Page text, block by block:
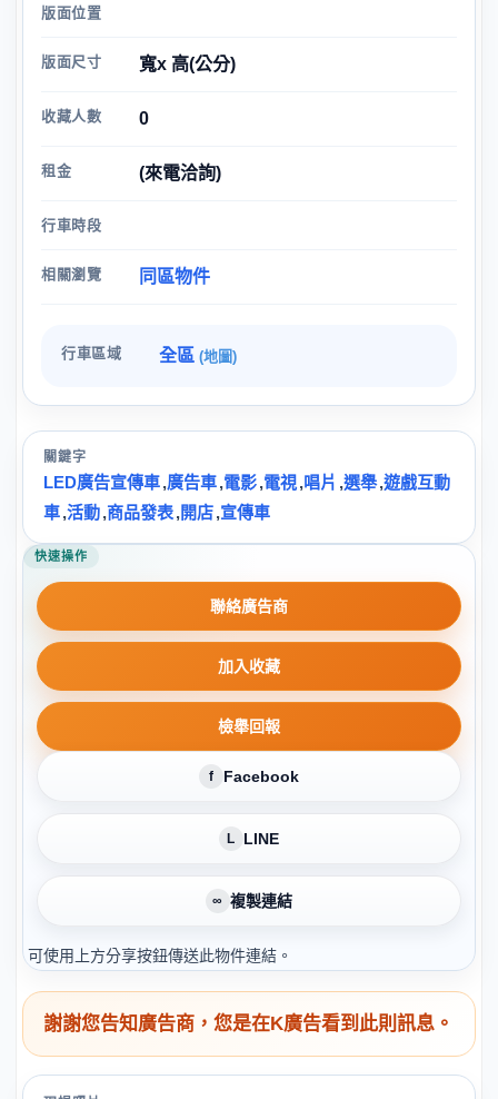
版面位置
版面尺寸 寬x 高(公分)
收藏人數 0
租金 (來電洽詢)
行車時段
相關瀏覽 同區物件
行車區域 全區 (地圖)
關鍵字
LED廣告宣傳車,廣告車,電影,電視,唱片 ,選舉,遊戲互動
車,活動,商品發表,開店,宣傳車
快速操作
聯絡廣告商
加入收藏
檢舉回報
f Facebook
L LINE
∞ 複製連結
可使用上方分享按鈕傳送此物件連結。
謝謝您告知廣告商，您是在K廣告看到此則訊息。